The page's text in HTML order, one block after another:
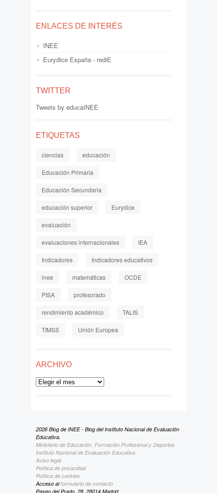
ENLACES DE INTERÉS
INEE
Eurydice España - rediE
TWITTER
Tweets by educaINEE
ETIQUETAS
ciencias educación
Educación Primaria
Educación Secundaria
educación superior Eurydice
evaluación
evaluaciones internacionales IEA
Indicadores Indicadores educativos
inee matemáticas OCDE
PISA profesorado
rendimiento académico TALIS
TIMSS Unión Europea
ARCHIVO
Archivo
2026 Blog de INEE - Blog del Instituto Nacional de Evaluación
Educativa.
Ministerio de Educación, Formación Profesional y Deportes
Instituto Nacional de Evaluación Educativa
Aviso legal
Política de privacidad
Política de cookies
Acceso alformulario de contacto
Paseo del Prado, 28. 28014 Madrid.